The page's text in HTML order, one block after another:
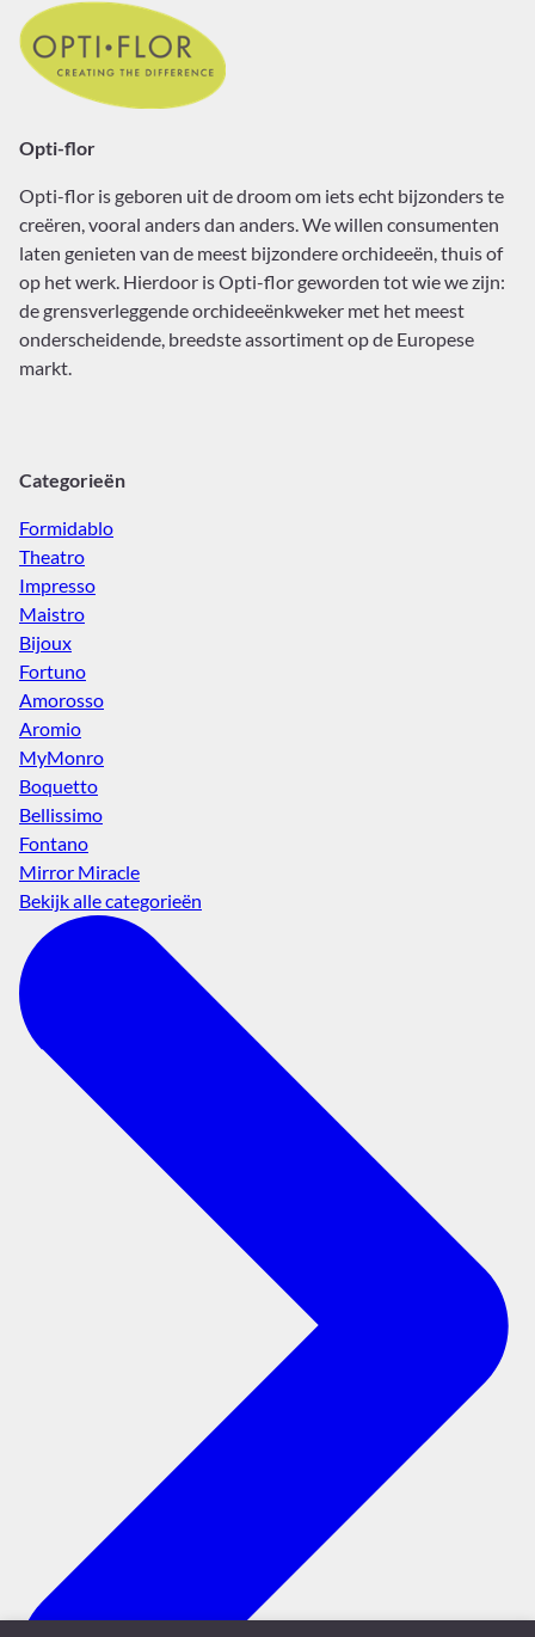
Opti-flor
Opti-flor is geboren uit de droom om iets echt bijzonders te
creëren, vooral anders dan anders. We willen consumenten
laten genieten van de meest bijzondere orchideeën, thuis of
op het werk. Hierdoor is Opti-flor geworden tot wie we zijn:
de grensverleggende orchideeënkweker met het meest
onderscheidende, breedste assortiment op de Europese
markt.
Categorieën
Formidablo
Theatro
Impresso
Maistro
Bijoux
Fortuno
Amorosso
Aromio
MyMonro
Boquetto
Bellissimo
Fontano
Mirror Miracle
Bekijk alle categorieën